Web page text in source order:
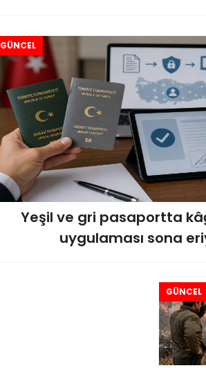
GÜNCEL
Yeşil ve gri pasaportta
uygulaması sona
GÜNCEL